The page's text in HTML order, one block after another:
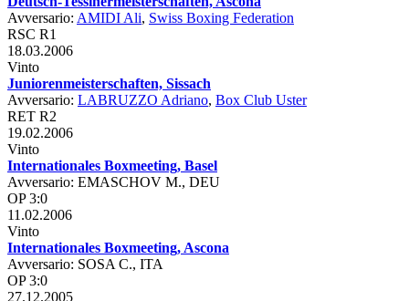
Avversario: AMIDI Ali, Swiss Boxing Federation
RSC R1
18.03.2006
Vinto
Juniorenmeisterschaften, Sissach
Avversario: LABRUZZO Adriano, Box Club Uster
RET R2
19.02.2006
Vinto
Internationales Boxmeeting, Basel
Avversario: EMASCHOV M., DEU
OP 3:0
11.02.2006
Vinto
Internationales Boxmeeting, Ascona
Avversario: SOSA C., ITA
OP 3:0
27.12.2005